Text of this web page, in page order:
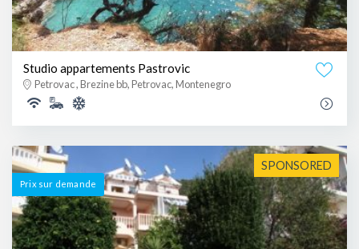
Studio appartements Pastrovic
Petrovac , Brezine bb, Petrovac, Montenegro
SPONSORED
Prix ​​sur demande